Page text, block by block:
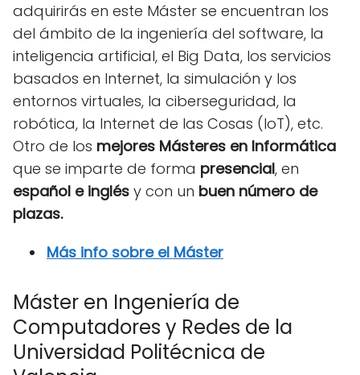
adquirirás en este Máster se encuentran los
del ámbito de la ingeniería del software, la
inteligencia artificial, el Big Data, los servicios
basados en Internet, la simulación y los
entornos virtuales, la ciberseguridad, la
robótica, la Internet de las Cosas (IoT), etc.
Otro de los mejores Másteres en Informática
que se imparte de forma presencial, en
español e inglés y con un buen número de
plazas.
Más info sobre el Máster
Máster en Ingeniería de
Computadores y Redes de la
Universidad Politécnica de